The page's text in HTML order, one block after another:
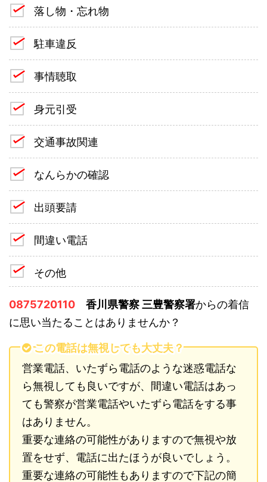
落し物・忘れ物
駐車違反
事情聴取
身元引受
交通事故関連
なんらかの確認
出頭要請
間違い電話
その他
0875720110 香川県警察 三豊警察署からの着信
に思い当たることはありませんか？
この電話は無視しても大丈夫？
営業電話、いたずら電話のような迷惑電話な
ら無視しても良いですが、間違い電話はあっ
ても警察が営業電話やいたずら電話をする事
はありません。
重要な連絡の可能性がありますので無視や放
置をせず、電話に出たほうが良いでしょう。
重要な連絡の可能性もありますので下記の簡